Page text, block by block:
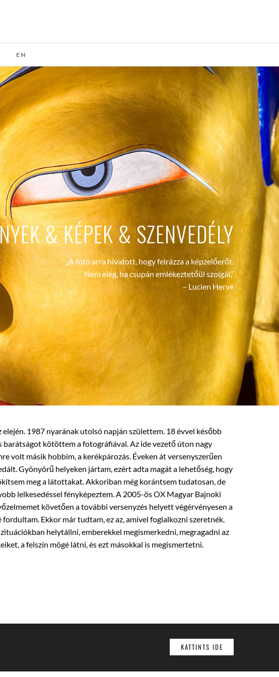
EN
& KÉPEK & SZENVEDÉLY
„A fotó arra hivatott, hogy felrázza a képzelőerőt.
Nem elég, ha csupán emlékeztetőül szolgál.”
– Lucien Hervé
elején. 1987 nyarának utolsó napján születtem. 18 évvel később
barátságot kötöttem a fotográfiával. Az ide vezető úton nagy
volt másik hobbim, a kerékpározás. Éveken át versenyszerűen
Gyönyörű helyeken jártam, ezért adta magát a lehetőség, hogy
meg a látottakat. Akkoriban még korántsem tudatosan, de
lelkesedéssel fényképeztem. A 2005-ös OX Magyar Bajnoki
követően a további versenyzés helyett végérvényesen a
fordultam. Ekkor már tudtam, ez az, amivel foglalkozni szeretnék.
helytállni, emberekkel megismerkedni, megragadni az
a felszín mögé látni, és ezt másokkal is megismertetni.
KATTINTS IDE